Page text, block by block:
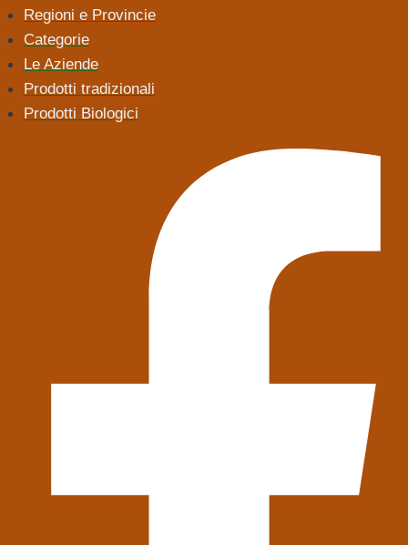
Regioni e Provincie
Categorie
Le Aziende
Prodotti tradizionali
Prodotti Biologici